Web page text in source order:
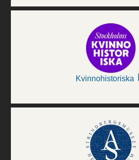
Kvinnohistoriska